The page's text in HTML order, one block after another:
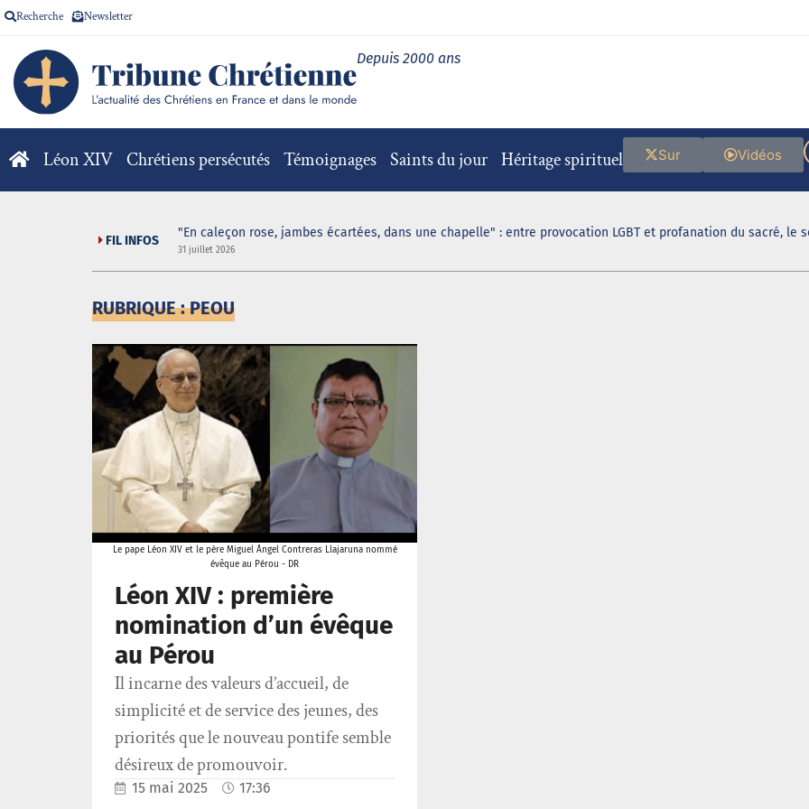
Recherche Newsletter
Depuis 2000 ans
Léon XIV Chrétiens persécutés Témoignages Saints du jour Héritage spirituel Vidéos
Sur
FIL INFOS "En caleçon rose, jambes écartées, dans une chapelle" : entre provocation LGBT et profanation du sacré, le
31 juillet 2026
RUBRIQUE : PEOU
Le pape Léon XIV et le père Miguel Ángel Contreras Llajaruna nommé
évêque au Pérou - DR
Léon XIV : première
nomination d’un évêque
au Pérou
Il incarne des valeurs d’accueil, de
simplicité et de service des jeunes, des
priorités que le nouveau pontife semble
désireux de promouvoir.
15 mai 2025 17:36